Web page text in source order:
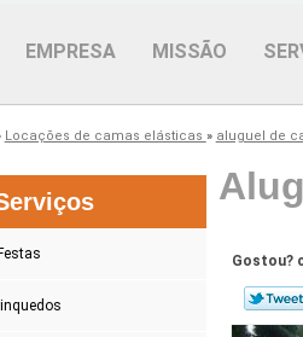
EMPRESA MISSÃO
Locações de camas elásticas » aluguel de
Gostou?